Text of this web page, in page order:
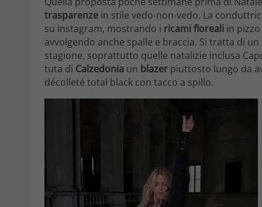
trasparenze in stile vedo-non-vedo. La
su Instagram, mostrando i ricami floreali in
avvolgendo anche spalle e braccia. Si tratta di un
stagione, soprattutto quelle natalizie inclusa
tuta di Calzedonia un blazer piuttosto lungo da
décolleté total black con tacco a spillo.